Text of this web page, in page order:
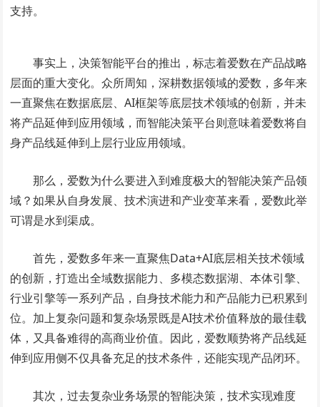
支持。
事实上，决策智能平台的推出，标志着爱数在产品战略
层面的重大变化。众所周知，深耕数据领域的爱数，多年来
一直聚焦在数据底层、AI框架等底层技术领域的创新，并未
将产品延伸到应用领域，而智能决策平台则意味着爱数将自
身产品线延伸到上层行业应用领域。
那么，爱数为什么要进入到难度极大的智能决策产品领
域？如果从自身发展、技术演进和产业变革来看，爱数此举
可谓是水到渠成。
首先，爱数多年来一直聚焦Data+AI底层相关技术领域
的创新，打造出全域数据能力、多模态数据湖、本体引擎、
行业引擎等一系列产品，自身技术能力和产品能力已积累到
位。加上复杂问题和复杂场景既是AI技术价值释放的最佳载
体，又具备难得的高商业价值。因此，爱数顺势将产品线延
伸到应用侧不仅具备充足的技术条件，还能实现产品闭环。
其次，过去复杂业务场景的智能决策，技术实现难度